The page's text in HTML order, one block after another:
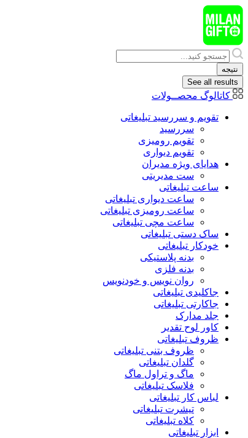
پرش
به
محتوا
Search
...
نتیجه
See all results
کاتالوگ محصــولات
تقویم و سررسید تبلیغاتی
سررسید
تقویم رومیزی
تقویم دیواری
هدایای ويژه مدیران
ست مدیریتی
ساعت تبلیغاتی
ساعت دیواری تبلیغاتی
ساعت رومیزی تبلیغاتی
ساعت مچی تبلیغاتی
ساک دستی تبلیغاتی
خودکار تبلیغاتی
بدنه پلاستیکی
بدنه فلزی
روان نویس و خودنویس
جاکلیدی تبلیغاتی
جاکارتی تبلیغاتی
جلد مدارک
کاور لوح تقدیر
ظروف تبلیغاتی
ظروف بتنی تبلیغاتی
گلدان تبلیغاتی
ماگ و تراول ماگ
فلاسک تبلیغاتی
لباس کار تبلیغاتی
تیشرت تبلیغاتی
کلاه تبلیغاتی
ابزار تبلیغاتی